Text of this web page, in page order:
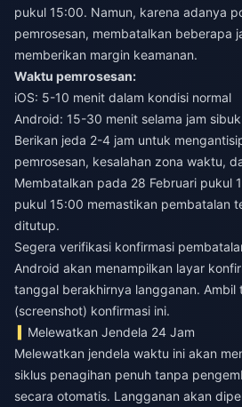
pukul 15:00. Namun, karena adanya
pemrosesan, membatalkan beberapa
memberikan margin keamanan.
Waktu pemrosesan:
iOS: 5-10 menit dalam kondisi normal
Android: 15-30 menit selama jam sibuk
Berikan jeda 2-4 jam untuk
pemrosesan, kesalahan zona waktu,
Membatalkan pada 28 Februari pukul
pukul 15:00 memastikan pembatalan
ditutup.
Segera verifikasi konfirmasi
Android akan menampilkan layar
tanggal berakhirnya langganan. Ambil
(screenshot) konfirmasi ini.
Melewatkan Jendela 24 Jam
Melewatkan jendela waktu ini akan
siklus penagihan penuh tanpa
secara otomatis. Langganan akan